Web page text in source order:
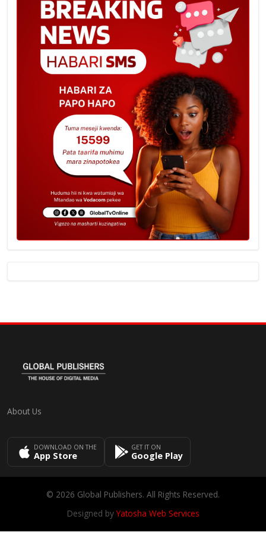
About Us
DOWNLOAD ON THE
App Store
GET IT ON
Google Play
© 2026 Global Publishers. All Rights Reserved.
Designed byYatosha Web Services